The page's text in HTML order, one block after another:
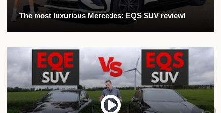
The most luxurious Mercedes: EQS SUV review!